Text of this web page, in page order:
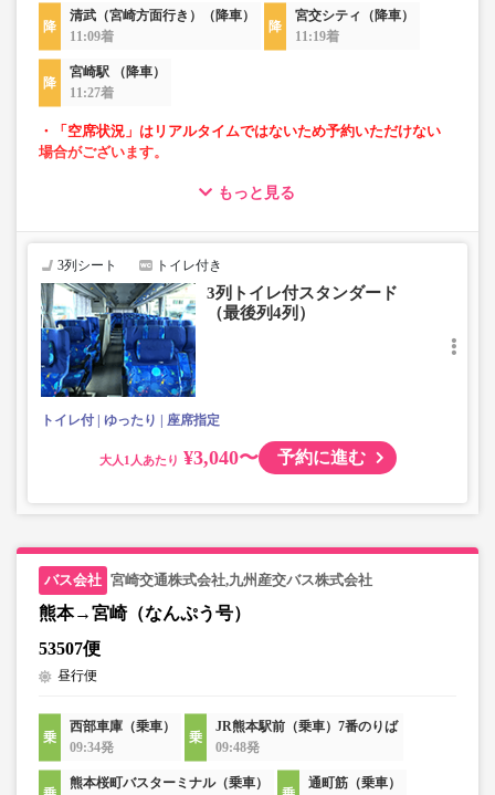
清武（宮崎方面行き）（降車）
11:09着
宮交シティ（降車）
11:19着
宮崎駅 （降車）
11:27着
・「空席状況」はリアルタイムではないため予約いただけない
場合がございます。
・車内トイレ完備で長旅でも安心。※車両により異なりま
・3列シートでゆったり快適なバス旅を。（最後尾は4列）
・車内は常時換気し、清掃・除菌を徹底。
もっと見る
3列シート トイレ付き
3列トイレ付スタンダード
（最後列4列）
トイレ付 ゆったり 座席指定
大人 ¥3,040〜 予約に進む
宮崎交通株式会社,九州産交バス株式会社
熊本→宮崎（なんぷう号）
53507便
昼行便
西部車庫（乗車）
09:34発
JR熊本駅前（乗車）7番のりば
09:48発
熊本桜町バスターミナル（乗車）
通町筋（乗車）